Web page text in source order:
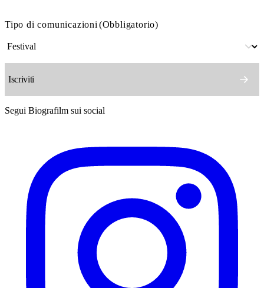
Tipo di comunicazioni (Obbligatorio)
Segui Biografilm sui social